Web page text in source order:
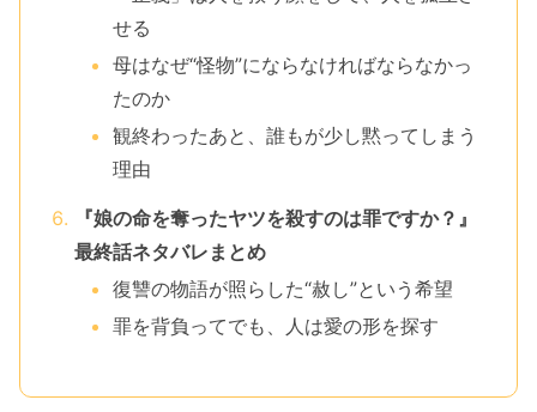
せる
母はなぜ“怪物”にならなければならなかっ
たのか
観終わったあと、誰もが少し黙ってしまう
理由
『娘の命を奪ったヤツを殺すのは罪ですか？』
最終話ネタバレまとめ
復讐の物語が照らした“赦し”という希望
罪を背負ってでも、人は愛の形を探す